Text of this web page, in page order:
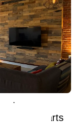
des remparts